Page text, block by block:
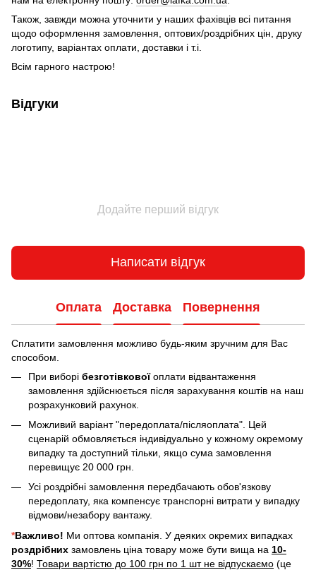
Також, завжди можна уточнити у наших фахівців всі питання
щодо оформлення замовлення, оптових/роздрібних цін, друку
логотипу, варіантах оплати, доставки і т.і.
Всім гарного настрою!
Відгуки
Додайте перший відгук
Написати відгук
Оплата Доставка Повернення
Сплатити замовлення можливо будь-яким зручним для Вас
способом.
При виборі безготівковоїоплати відвантаження
замовлення здійснюється після зарахування коштів на наш
розрахунковий рахунок.
Можливий варіант "передоплата/післяоплата". Цей
сценарій обмовляється індивідуально у кожному окремому
випадку та доступний тільки, якщо сума замовлення
перевищує 20 000 грн.
Усі роздрібні замовлення передбачають обов'язкову
передоплату, яка компенсує транспорні витрати у випадку
відмови/незабору вантажу.
*Важливо! Ми оптова компанія. У деяких окремих випадках
роздрібних замовлень ціна товару може бути вища на 10-
30%! Товари вартістю до 100 грн по 1 шт не відпускаємо (це